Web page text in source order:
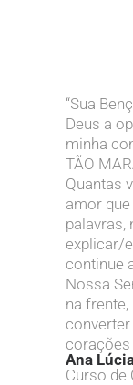
“Sua
Deus a
minha
TÃO
Quantas
amor
palavras,
explicar/
continue
Nossa
na
corações
Ana
Curso de